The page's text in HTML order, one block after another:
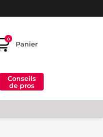
0
Panier
Conseils
de pros